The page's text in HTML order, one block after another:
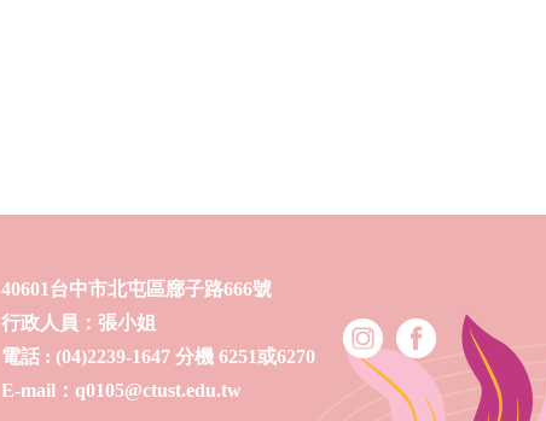
40601台中市北屯區廍子路666號
行政人員：張小姐
電話 : (04)2239-1647 分機 6251或6270
E-mail：q0105@ctust.edu.tw